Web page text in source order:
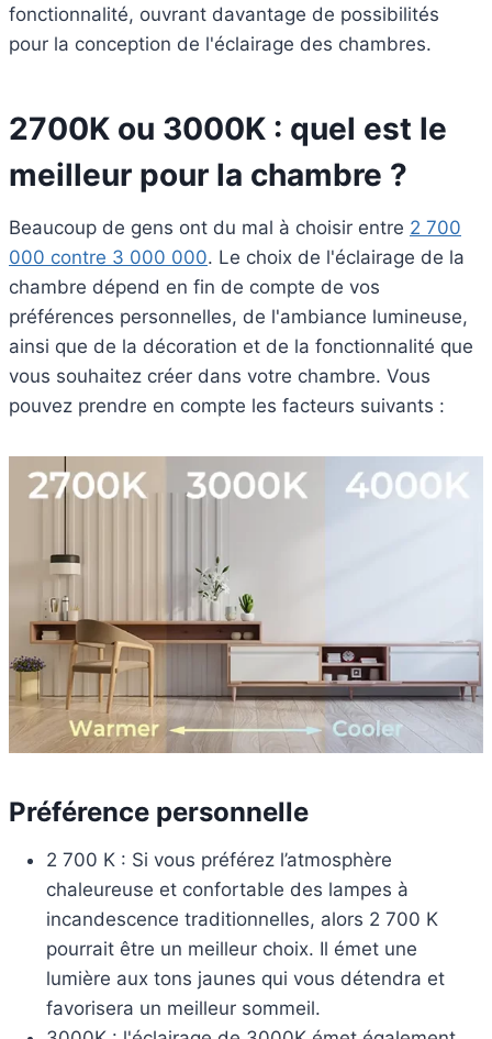
fonctionnalité, ouvrant davantage de possibilités
pour la conception de l'éclairage des chambres.
2700K ou 3000K : quel est le
meilleur pour la chambre ?
Beaucoup de gens ont du mal à choisir entre 2 700
000 contre 3 000 000. Le choix de l'éclairage de la
chambre dépend en fin de compte de vos
préférences personnelles, de l'ambiance lumineuse,
ainsi que de la décoration et de la fonctionnalité que
vous souhaitez créer dans votre chambre. Vous
pouvez prendre en compte les facteurs suivants :
Préférence personnelle
2 700 K : Si vous préférez l’atmosphère
chaleureuse et confortable des lampes à
incandescence traditionnelles, alors 2 700 K
pourrait être un meilleur choix. Il émet une
lumière aux tons jaunes qui vous détendra et
favorisera un meilleur sommeil.